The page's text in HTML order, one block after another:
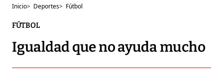
Inicio> Deportes> Fútbol
FÚTBOL
Igualdad que no ayuda mucho